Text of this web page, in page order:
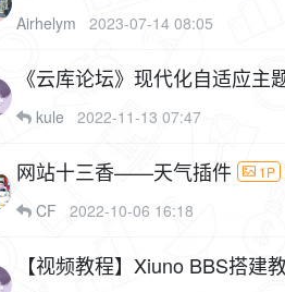
Airhelym 2023-07-14 08:05
《云库论坛》现代化自适应主
kule 2022-11-13 07:47
网站十三香——天气插件 1P
CF 2022-10-06 16:18
【视频教程】Xiuno BBS搭建